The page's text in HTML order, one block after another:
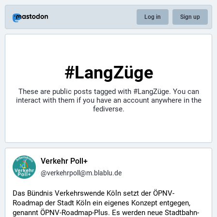
Log in Sign up
#LangZüge
These are public posts tagged with #LangZüge. You can
interact with them if you have an account anywhere in the
fediverse.
Verkehr Poll+
@verkehrpoll@m.blablu.de
Das Bündnis Verkehrswende Köln setzt der ÖPNV-
Roadmap der Stadt Köln ein eigenes Konzept entgegen,
genannt ÖPNV-Roadmap-Plus. Es werden neue Stadtbahn-